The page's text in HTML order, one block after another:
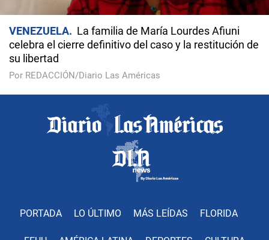
VENEZUELA
La familia de María Lourdes Afiuni
celebra el cierre definitivo del caso y la restitución de
su libertad
Por REDACCIÓN/Diario Las Américas
PORTADA LO ÚLTIMO MÁS LEÍDAS FLORIDA